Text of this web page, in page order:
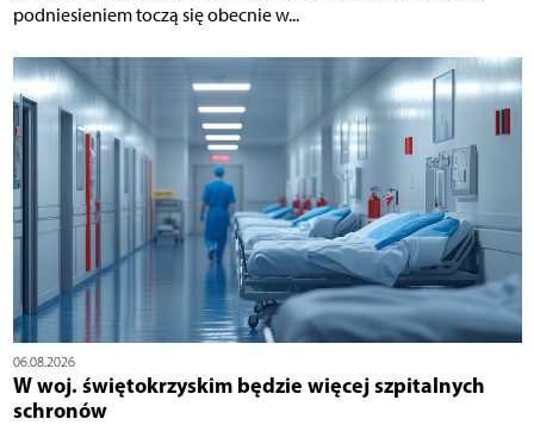
podniesieniem toczą się obecnie w...
06.08.2026
W woj. świętokrzyskim będzie więcej szpitalnych
schronów